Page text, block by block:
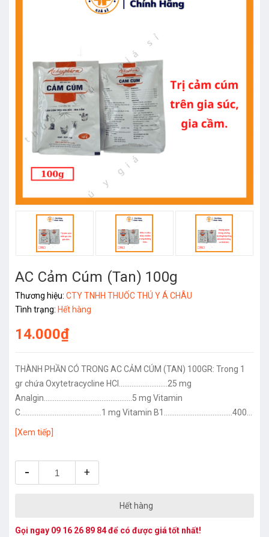
AC Cảm Cúm (Tan) 100g
Thương hiệu: CTY TNHH THUỐC THÚ Y Á CHÂU
Tình trạng: Hết hàng
14.000₫
THÀNH PHẦN CÓ TRONG AC CẢM CÚM (TAN) 100GR: Trong 1
gr chứa Oxytetracycline HCI...........................25 mg
Analgin.................................................5 mg Vitamin
C.............................................1 mg Vitamin B1......................................400
mcg CÔNG DỤNG CỦA THUỐC AC CẢM CÚM (TAN) 100GR: Điều
[Xem tiếp]
- +
Hết hàng
Gọi ngay 09 16 26 89 84để có được giá tốt nhất!